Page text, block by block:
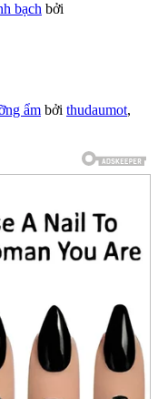
bạch bởi
ẩm bởi thudaumot,